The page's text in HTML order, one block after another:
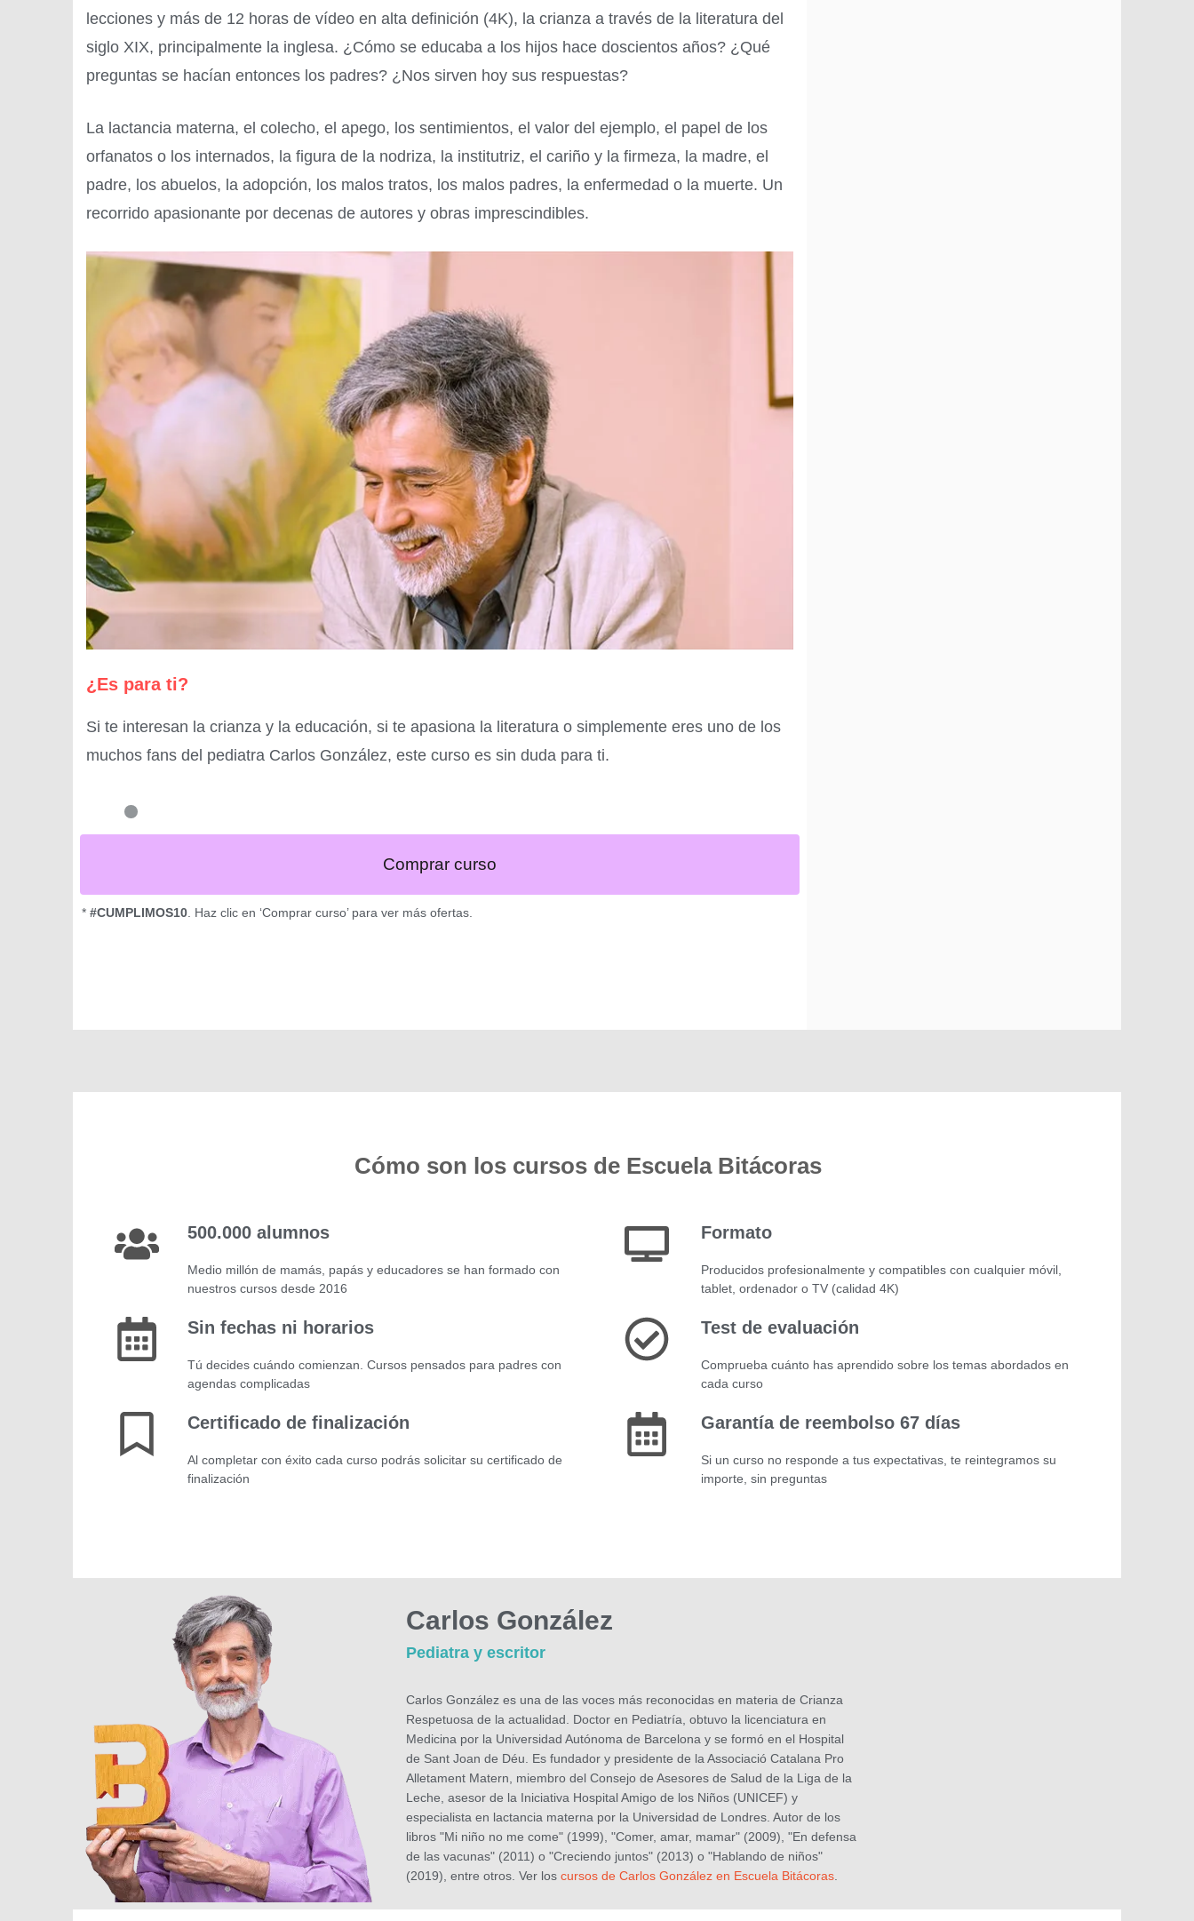
lecciones y más de 12 horas de vídeo en alta definición (4K), la crianza a través de la literatura del
siglo XIX, principalmente la inglesa. ¿Cómo se educaba a los hijos hace doscientos años? ¿Qué
preguntas se hacían entonces los padres? ¿Nos sirven hoy sus respuestas?
La lactancia materna, el colecho, el apego, los sentimientos, el valor del ejemplo, el papel de los
orfanatos o los internados, la figura de la nodriza, la institutriz, el cariño y la firmeza, la madre, el
padre, los abuelos, la adopción, los malos tratos, los malos padres, la enfermedad o la muerte. Un
recorrido apasionante por decenas de autores y obras imprescindibles.
¿Es para ti?
Si te interesan la crianza y la educación, si te apasiona la literatura o simplemente eres uno de los
muchos fans del pediatra Carlos González, este curso es sin duda para ti.
Comprar curso
* #CUMPLIMOS10 . Haz clic en ‘Comprar curso’ para ver más ofertas.
Cómo son los cursos de Escuela Bitácoras
500.000 alumnos
Medio millón de mamás, papás y educadores se han formado con
nuestros cursos desde 2016
Formato
Producidos profesionalmente y compatibles con cualquier móvil,
tablet, ordenador o TV (calidad 4K)
Sin fechas ni horarios
Tú decides cuándo comienzan. Cursos pensados para padres con
agendas complicadas
Test de evaluación
Comprueba cuánto has aprendido sobre los temas abordados en
cada curso
Certificado de finalización
Al completar con éxito cada curso podrás solicitar su certificado de
finalización
Garantía de reembolso 67 días
Si un curso no responde a tus expectativas, te reintegramos su
importe, sin preguntas
Carlos González
Pediatra y escritor
Carlos González es una de las voces más reconocidas en materia de Crianza
Respetuosa de la actualidad. Doctor en Pediatría, obtuvo la licenciatura en
Medicina por la Universidad Autónoma de Barcelona y se formó en el Hospital
de Sant Joan de Déu. Es fundador y presidente de la Associació Catalana Pro
Alletament Matern, miembro del Consejo de Asesores de Salud de la Liga de la
Leche, asesor de la Iniciativa Hospital Amigo de los Niños (UNICEF) y
especialista en lactancia materna por la Universidad de Londres. Autor de los
libros "Mi niño no me come" (1999), "Comer, amar, mamar" (2009), "En defensa
de las vacunas" (2011) o "Creciendo juntos" (2013) o "Hablando de niños"
(2019), entre otros. Ver los cursos de Carlos González en Escuela Bitácoras